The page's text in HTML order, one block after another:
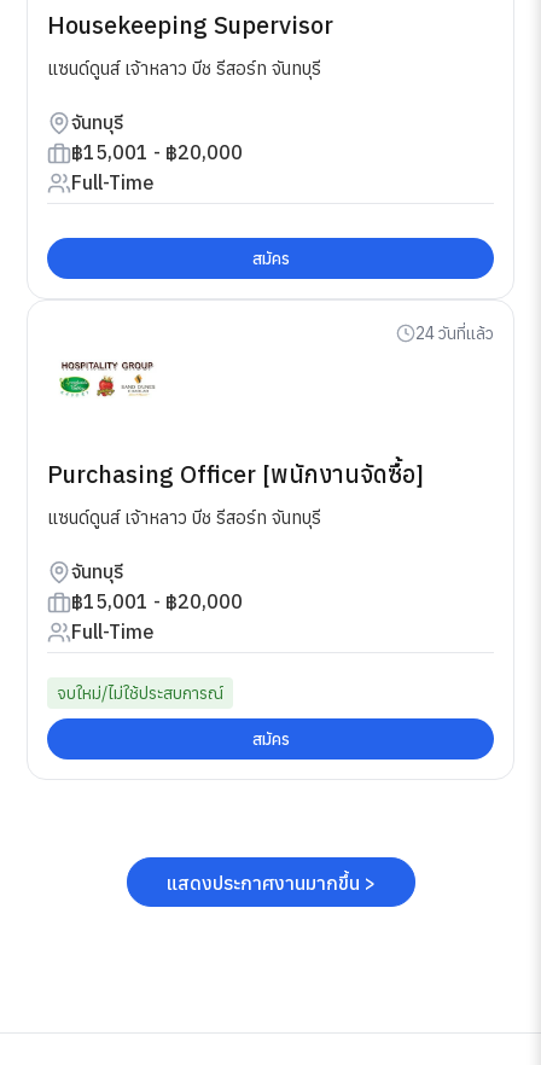
Housekeeping Supervisor
แซนด์ดูนส์ เจ้าหลาว บีช รีสอร์ท จันทบุรี
จันทบุรี
฿15,001 - ฿20,000
Full-Time
สมัคร
24 วันที่แล้ว
Purchasing Officer [พนักงานจัดซื้อ]
แซนด์ดูนส์ เจ้าหลาว บีช รีสอร์ท จันทบุรี
จันทบุรี
฿15,001 - ฿20,000
Full-Time
จบใหม่/ไม่ใช้ประสบการณ์
สมัคร
แสดงประกาศงานมากขึ้น >